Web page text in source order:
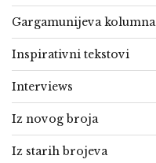
Gargamunijeva kolumna
Inspirativni tekstovi
Interviews
Iz novog broja
Iz starih brojeva